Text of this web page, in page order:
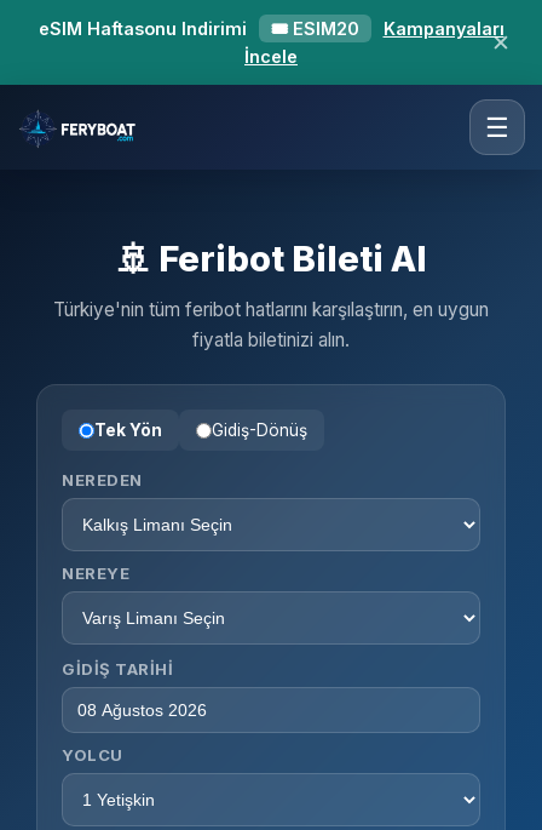
eSIM Haftasonu Indirimi 🎟 ESIM20
Kampanyaları
İncele
✕
☰
🚢 Feribot Bileti Al
Türkiye'nin tüm feribot hatlarını karşılaştırın, en uygun
fiyatla biletinizi alın.
Tek Yön Gidiş-Dönüş
NEREDEN
NEREYE
GIDIŞ TARIHI
YOLCU